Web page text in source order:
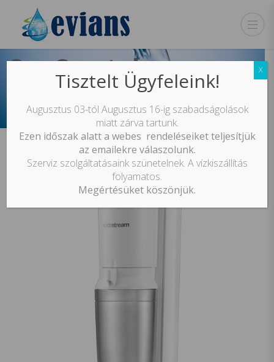
Sm Crystal
szódagép
Tisztelt Ügyfeleink!
Augusztus 03-tól Augusztus 16-ig szabadságolások
miatt zárva tartunk.
Ezen időszak alatt a webes rendeléseiket teljesítjük
az emailekre válaszolunk.
Szerviz szolgáltatásaink szünetelnek. A vízkiszállítás
folyamatos.
Megértésüket köszönjük.
X